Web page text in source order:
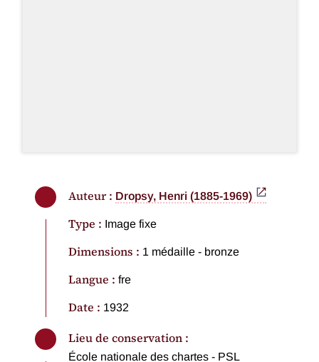
Auteur : Dropsy, Henri (1885-1969)
Type : Image fixe
Dimensions : 1 médaille - bronze
Langue : fre
Date : 1932
Lieu de conservation :
École nationale des chartes - PSL